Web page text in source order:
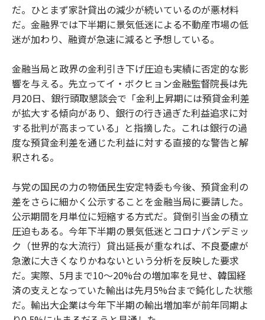
だ。ひとまず家計貸出の減少が続いているのが悪材料
だ。金融界では下半期に景気低迷による不動産市場の低
迷が加わり、融資が急速に減ると予想している。
金融当局と政界の金利引き下げ圧迫も実績に否定的な影
響を与える。先立ってイ・ボクヒョン金融監督院長は先
月20日、銀行頭取懇談会で「金利上昇期には預貸金利差
が拡大する傾向があり、銀行の行き過ぎた利益追求に対
する批判が高まっている」と指摘した。これは銀行の過
度な預貸金利差を通じた利益に対する直接的な警告と解
釈される。
与党の国民の力の物価民生安定特委も今後、預貸金利の
差をさらに細かく公示することを金融当局に要請した。
公示期間を月単位に短縮する方式だ。貸倒引当金の積立
圧迫もある。今年下半期の景気低迷とコロナパンデミッ
ク（世界的な大流行）貸出延長が重なれば、不良憂慮が
急激に大きくなりかねないという分析を反映した要求
だ。実際、5月まで10～20%台の増加率を見せ、韓国経
済の支えとなっていた輸出は先月5%台まで鈍化した状態
だ。輸出大企業は今年下半期の輸出増加率が前年同期よ